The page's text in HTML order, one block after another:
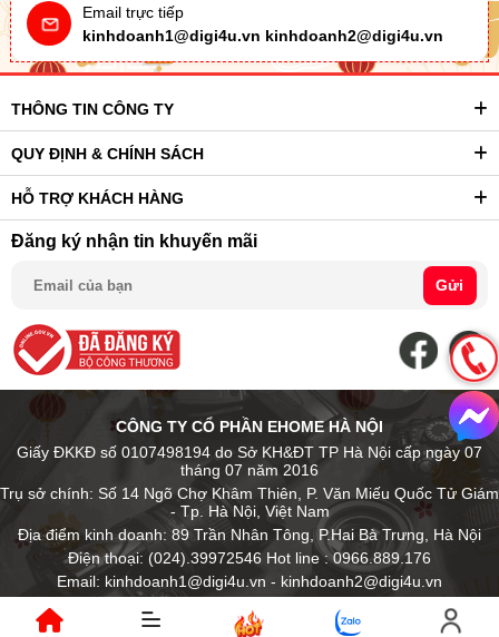
Email trực tiếp
kinhdoanh1@digi4u.vn kinhdoanh2@digi4u.vn
THÔNG TIN CÔNG TY
QUY ĐỊNH & CHÍNH SÁCH
HỖ TRỢ KHÁCH HÀNG
Đăng ký nhận tin khuyến mãi
Gửi
CÔNG TY CỔ PHẦN EHOME HÀ NỘI
Giấy ĐKKĐ số 0107498194 do Sở KH&ĐT TP Hà Nội cấp ngày 07
tháng 07 năm 2016
Trụ sở chính: Số 14 Ngõ Chợ Khâm Thiên, P. Văn Miếu Quốc Tử Giám
- Tp. Hà Nội, Việt Nam
Địa điểm kinh doanh: 89 Trần Nhân Tông, P.Hai Bà Trưng, Hà Nội
Điện thoại: (024).39972546 Hot line : 0966.889.176
Email: kinhdoanh1@digi4u.vn - kinhdoanh2@digi4u.vn